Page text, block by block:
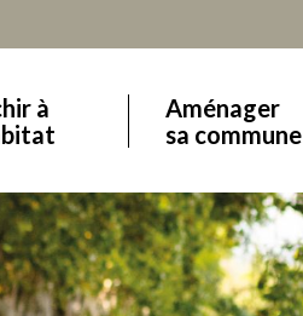
à
Aménager
sa commune